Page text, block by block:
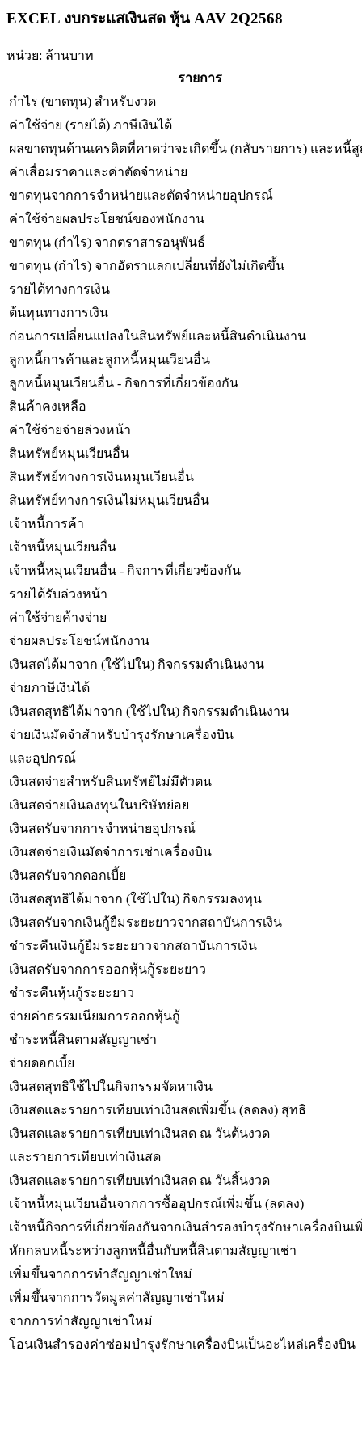
EXCEL งบกระแสเงินสด หุ้น AAV 2Q2568
หน่วย: ล้านบาท
รายการ
กำไร (ขาดทุน) สำหรับงวด
ค่าใช้จ่าย (รายได้) ภาษีเงินได้
ผลขาดทุนด้านเครดิตที่คาดว่าจะเกิดขึ้น (กลับรายการ) และหนี้
ค่าเสื่อมราคาและค่าตัดจำหน่าย
ขาดทุนจากการจำหน่ายและตัดจำหน่ายอุปกรณ์
ค่าใช้จ่ายผลประโยชน์ของพนักงาน
ขาดทุน (กำไร) จากตราสารอนุพันธ์
ขาดทุน (กำไร) จากอัตราแลกเปลี่ยนที่ยังไม่เกิดขึ้น
รายได้ทางการเงิน
ต้นทุนทางการเงิน
ก่อนการเปลี่ยนแปลงในสินทรัพย์และหนี้สินดำเนินงาน
ลูกหนี้การค้าและลูกหนี้หมุนเวียนอื่น
ลูกหนี้หมุนเวียนอื่น - กิจการที่เกี่ยวข้องกัน
สินค้าคงเหลือ
ค่าใช้จ่ายจ่ายล่วงหน้า
สินทรัพย์หมุนเวียนอื่น
สินทรัพย์ทางการเงินหมุนเวียนอื่น
สินทรัพย์ทางการเงินไม่หมุนเวียนอื่น
เจ้าหนี้การค้า
เจ้าหนี้หมุนเวียนอื่น
เจ้าหนี้หมุนเวียนอื่น - กิจการที่เกี่ยวข้องกัน
รายได้รับล่วงหน้า
ค่าใช้จ่ายค้างจ่าย
จ่ายผลประโยชน์พนักงาน
เงินสดได้มาจาก (ใช้ไปใน) กิจกรรมดำเนินงาน
จ่ายภาษีเงินได้
เงินสดสุทธิได้มาจาก (ใช้ไปใน) กิจกรรมดำเนินงาน
จ่ายเงินมัดจำสำหรับบำรุงรักษาเครื่องบิน
และอุปกรณ์
เงินสดจ่ายสำหรับสินทรัพย์ไม่มีตัวตน
เงินสดจ่ายเงินลงทุนในบริษัทย่อย
เงินสดรับจากการจำหน่ายอุปกรณ์
เงินสดจ่ายเงินมัดจำการเช่าเครื่องบิน
เงินสดรับจากดอกเบี้ย
เงินสดสุทธิได้มาจาก (ใช้ไปใน) กิจกรรมลงทุน
เงินสดรับจากเงินกู้ยืมระยะยาวจากสถาบันการเงิน
ชำระคืนเงินกู้ยืมระยะยาวจากสถาบันการเงิน
เงินสดรับจากการออกหุ้นกู้ระยะยาว
ชำระคืนหุ้นกู้ระยะยาว
จ่ายค่าธรรมเนียมการออกหุ้นกู้
ชำระหนี้สินตามสัญญาเช่า
จ่ายดอกเบี้ย
เงินสดสุทธิใช้ไปในกิจกรรมจัดหาเงิน
เงินสดและรายการเทียบเท่าเงินสดเพิ่มขึ้น (ลดลง) สุทธิ
เงินสดและรายการเทียบเท่าเงินสด ณ วันต้นงวด
และรายการเทียบเท่าเงินสด
เงินสดและรายการเทียบเท่าเงินสด ณ วันสิ้นงวด
เจ้าหนี้หมุนเวียนอื่นจากการซื้ออุปกรณ์เพิ่มขึ้น (ลดลง)
เจ้าหนี้กิจการที่เกี่ยวข้องกันจากเงินสำรองบำรุงรักษาเครื่องบิน
หักกลบหนี้ระหว่างลูกหนี้อื่นกับหนี้สินตามสัญญาเช่า
เพิ่มขึ้นจากการทำสัญญาเช่าใหม่
เพิ่มขึ้นจากการวัดมูลค่าสัญญาเช่าใหม่
จากการทำสัญญาเช่าใหม่
โอนเงินสำรองค่าซ่อมบำรุงรักษาเครื่องบินเป็นอะไหล่เครื่องบิน